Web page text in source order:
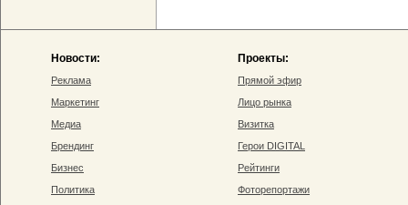
Новости:
Реклама
Маркетинг
Медиа
Брендинг
Бизнес
Политика
Проекты:
Прямой эфир
Лицо рынка
Визитка
Герои DIGITAL
Рейтинги
Фоторепортажи